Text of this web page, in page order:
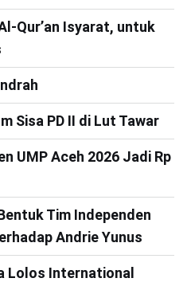
Qur’an Isyarat, untuk
Sisa PD II di Lut Tawar
UMP Aceh 2026 Jadi Rp
Tim Independen
Andrie Yunus
Lolos International